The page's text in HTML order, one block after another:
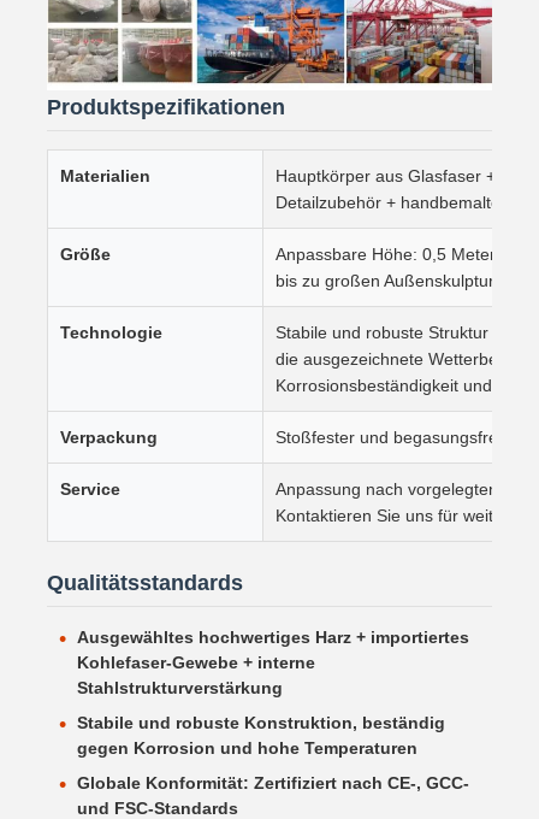
Produktspezifikationen
Materialien
Hauptkörper aus Glasfaser +
Detailzubehör + handbemaltes
Größe
Anpassbare Höhe: 0,5 Meter bis
bis zu großen Außenskulpturen)
Technologie
Stabile und robuste Struktur mit
die ausgezeichnete
Korrosionsbeständigkeit und
Verpackung Stoßfester und begasungsfreier
Service
Anpassung nach vorgelegten
Kontaktieren Sie uns für weitere
Qualitätsstandards
Ausgewähltes hochwertiges Harz + importiertes
Kohlefaser-Gewebe + interne
Stahlstrukturverstärkung
Stabile und robuste Konstruktion, beständig
gegen Korrosion und hohe Temperaturen
Globale Konformität: Zertifiziert nach CE-, GCC-
und FSC-Standards